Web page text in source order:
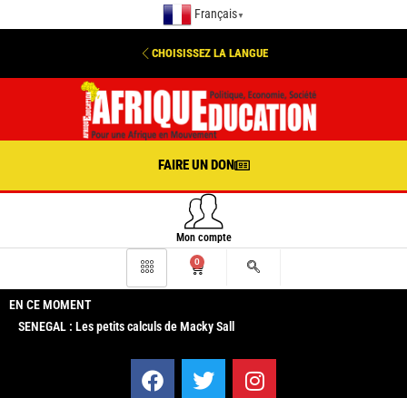
Français ▼
CHOISISSEZ LA LANGUE
FAIRE UN DON
Mon compte
0
EN CE MOMENT
SENEGAL : Les petits calculs de Macky Sall